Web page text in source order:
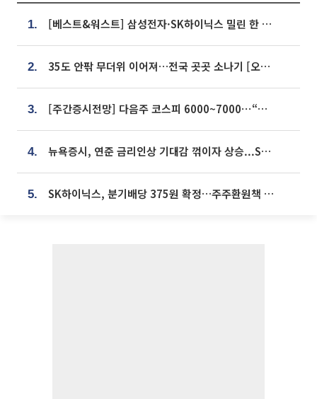
1. [베스트&워스트] 삼성전자·SK하이닉스 밀린 한 주…상상인증권은 85% 급등
2. 35도 안팎 무더위 이어져…전국 곳곳 소나기 [오늘 날씨]
3. [주간증시전망] 다음주 코스피 6000~7000⋯“外人 수급은 정책이 변수”
4. 뉴욕증시, 연준 금리인상 기대감 꺾이자 상승...S&P500 사상 최고치 [종합]
5. SK하이닉스, 분기배당 375원 확정…주주환원책 9월로 앞당겨 발표